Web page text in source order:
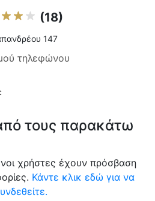
(18)
147
τηλεφώνου
τους παρακάτω
χρήστες έχουν πρόσβαση
Κάντε κλικ εδώ για να